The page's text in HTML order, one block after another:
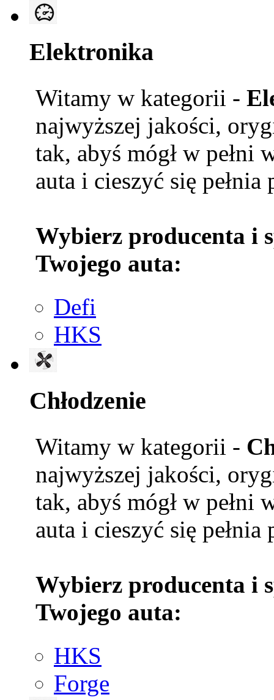
Elektronika
Witamy w kategorii -
najwyższej jakości,
tak, abyś mógł w pełni
auta i cieszyć się
Wybierz producenta i
Twojego auta:
Defi
HKS
Chłodzenie
Witamy w kategorii -
najwyższej jakości,
tak, abyś mógł w pełni
auta i cieszyć się
Wybierz producenta i
Twojego auta:
HKS
Forge